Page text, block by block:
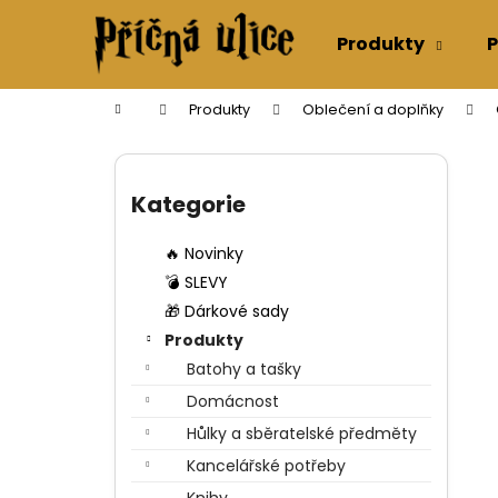
Produkty
Domů Produkty Oblečení a doplňky
kategorie
Kategorie
🔥 Novinky
💣 SLEVY
🎁 Dárkové sady
Produkty
Batohy a tašky
Domácnost
Hůlky a sběratelské předměty
Kancelářské potřeby
í
Zpět
do
Zpět
do